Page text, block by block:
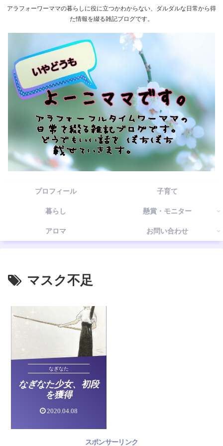
アラフォーワーママの暮らしに役に立つかわからない、ダルダルな日常から得
た情報を綴る雑記ブログです。
プロフィール 子育て
暮らし 懸賞・モニター
アロマ お問い合わせ
マスク不足
なぎなた
なぎなた少女、初段
を獲得
2020.04.08
スポンサーリンク